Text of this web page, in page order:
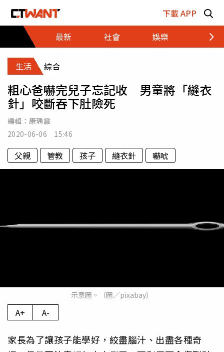
下載 APP
最新
社會 娛樂 財經
生活 綜合
粗心爸嚇完兒子忘記收 男童將「縫衣
針」咬斷吞下肚險死
編輯： 康瑀霏
2020-06-06 15:46
父親 管教 孩子 縫衣針 嚇唬
示意圖。（圖／pixabay）
A+ A-
家長為了讓孩子能學好，絞盡腦汁、出盡各種奇